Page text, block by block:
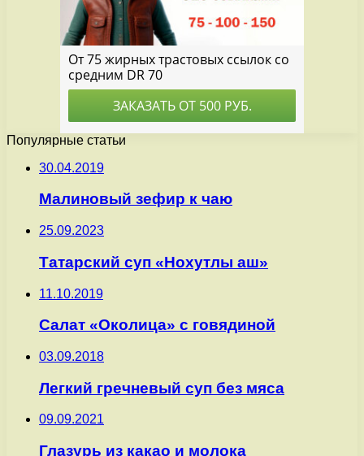
Популярные статьи
30.04.2019
Малиновый зефир к чаю
25.09.2023
Татарский суп «Нохутлы аш»
11.10.2019
Салат «Околица» с говядиной
03.09.2018
Легкий гречневый суп без мяса
09.09.2021
Глазурь из какао и молока